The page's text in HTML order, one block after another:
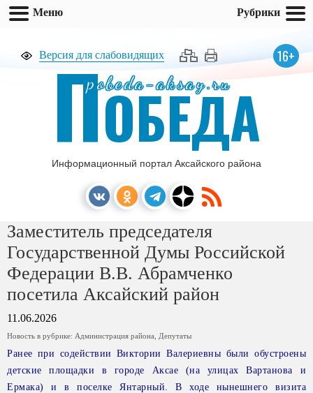
Версия для слабовидящих 16+
pobeda-aksay.ru
ПОБЕДА
Информационный портал Аксайского района
Заместитель председателя
Государственной Думы Российской
Федерации В.В. Абрамченко
посетила Аксайский район
11.06.2026
Новость в рубрике: Администрация района Депутаты
Ранее при содействии Виктории Валериевны были обустроены
детские площадки в городе Аксае (на улицах Вартанова и
Ермака) и в поселке Янтарный. В ходе нынешнего визита
Меню Рубрики